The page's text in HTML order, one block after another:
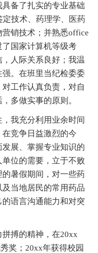
备了扎实的专业基础
定技术、药理学、医药
销技术；并熟悉office
国家计算机等级考
人际关系良好；我温
。在班里当纪检委委
工作认真负责，对自
多做实事的原则。
我充分利用业余时间
竞争日益激烈的今
展、掌握专业知识的
位的需要，立于不败
暑假期间，对一些药
当地居民的常用药品
语言沟通能力和对突
搏的精神，在20xx
奖；20xx年获得校园